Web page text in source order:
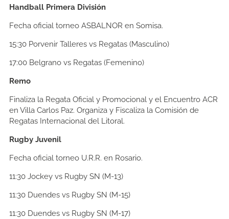
Handball Primera División
Fecha oficial torneo ASBALNOR en Somisa.
15:30 Porvenir Talleres vs Regatas (Masculino)
17:00 Belgrano vs Regatas (Femenino)
Remo
Finaliza la Regata Oficial y Promocional y el Encuentro ACR
en Villa Carlos Paz. Organiza y Fiscaliza la Comisión de
Regatas Internacional del Litoral.
Rugby Juvenil
Fecha oficial torneo U.R.R. en Rosario.
11:30 Jockey vs Rugby SN (M-13)
11:30 Duendes vs Rugby SN (M-15)
11:30 Duendes vs Rugby SN (M-17)